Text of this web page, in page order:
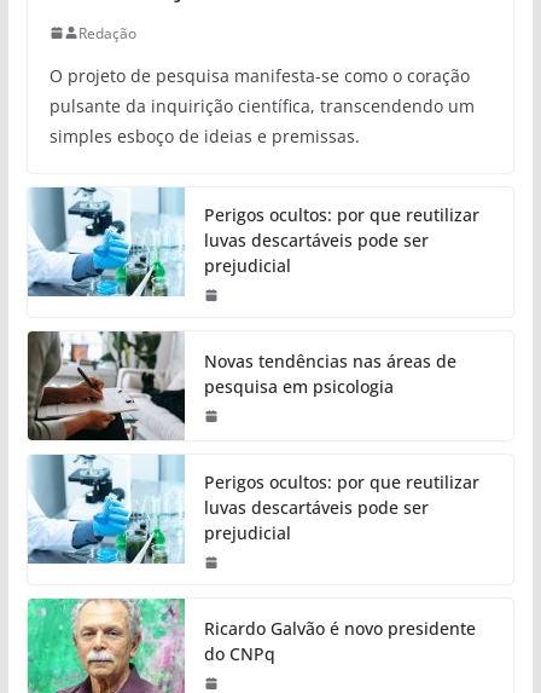
Redação
O projeto de pesquisa manifesta-se como o coração
pulsante da inquirição científica, transcendendo um
simples esboço de ideias e premissas.
Perigos ocultos: por que reutilizar
luvas descartáveis pode ser
prejudicial
Novas tendências nas áreas de
pesquisa em psicologia
Perigos ocultos: por que reutilizar
luvas descartáveis pode ser
prejudicial
Ricardo Galvão é novo presidente
do CNPq